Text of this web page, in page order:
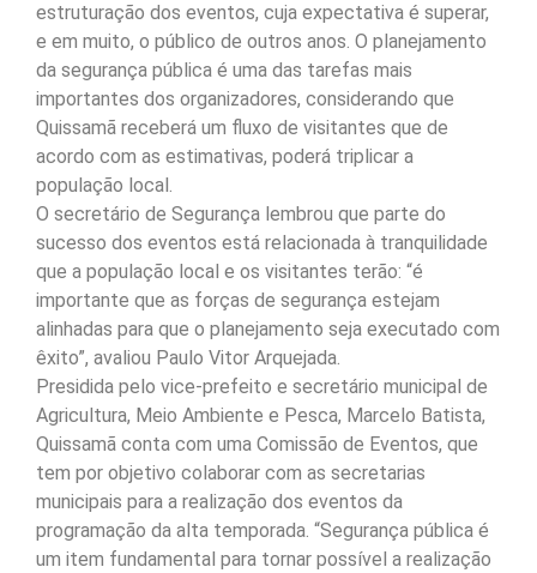
estruturação dos eventos, cuja expectativa é superar,
e em muito, o público de outros anos. O planejamento
da segurança pública é uma das tarefas mais
importantes dos organizadores, considerando que
Quissamã receberá um fluxo de visitantes que de
acordo com as estimativas, poderá triplicar a
população local.
O secretário de Segurança lembrou que parte do
sucesso dos eventos está relacionada à tranquilidade
que a população local e os visitantes terão: “é
importante que as forças de segurança estejam
alinhadas para que o planejamento seja executado com
êxito”, avaliou Paulo Vitor Arquejada.
Presidida pelo vice-prefeito e secretário municipal de
Agricultura, Meio Ambiente e Pesca, Marcelo Batista,
Quissamã conta com uma Comissão de Eventos, que
tem por objetivo colaborar com as secretarias
municipais para a realização dos eventos da
programação da alta temporada. “Segurança pública é
um item fundamental para tornar possível a realização